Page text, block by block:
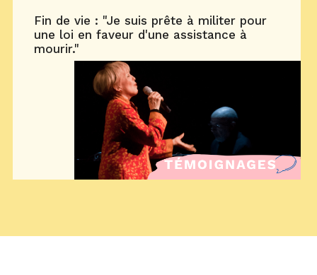
Fin de vie : "Je suis prête à militer pour
une loi en faveur d'une assistance à
mourir."